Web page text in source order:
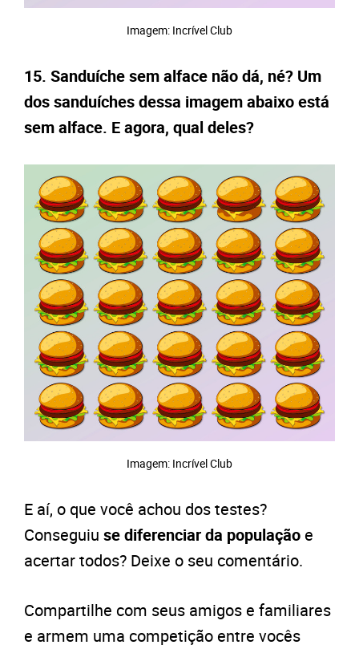
Imagem: Incrível Club
15. Sanduíche sem alface não dá, né? Um
dos sanduíches dessa imagem abaixo está
sem alface. E agora, qual deles?
Imagem: Incrível Club
E aí, o que você achou dos testes?
Conseguiu se diferenciar da população e
acertar todos? Deixe o seu comentário.
Compartilhe com seus amigos e familiares
e armem uma competição entre vocês